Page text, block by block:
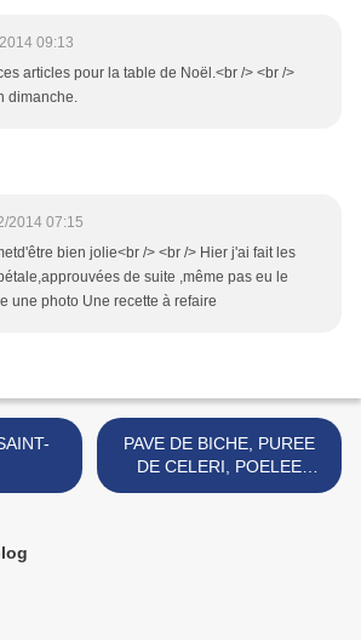
09:13
articles pour la table de Noël.<br /> <br />
dimanche.
2014 07:15
bien jolie<br /> <br /> Hier j'ai fait les
de suite ,même pas eu le
une photo Une recette à refaire
PAVE DE BICHE, PUREE
DE CELERI, POELEE
CEPES-MARRONS >